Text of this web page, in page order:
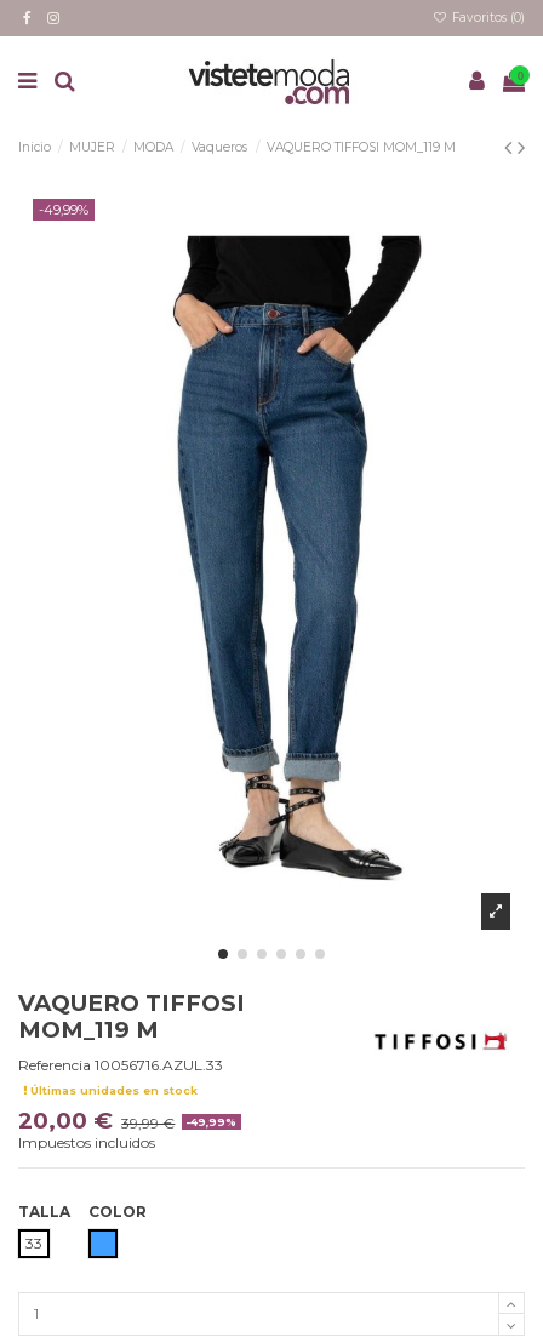
Favoritos (0)
0
Inicio MUJER MODA Vaqueros VAQUERO TIFFOSI MOM_119 M
-49,99%
VAQUERO TIFFOSI
MOM_119 M
Referencia 10056716.AZUL.33
Últimas unidades en stock
20,00 € 39,99 € -49,99%
Impuestos incluidos
TALLA
33
COLOR